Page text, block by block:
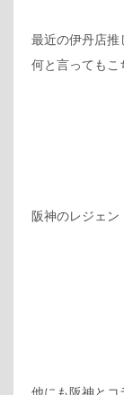
最近の伊丹店推
何と言ってもこ
阪神のレジェン